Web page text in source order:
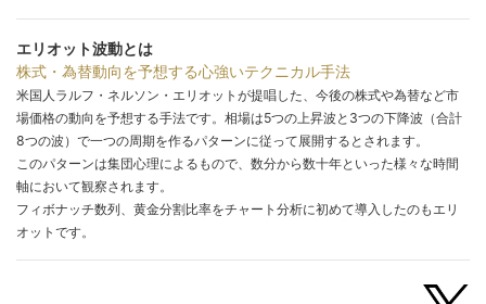
エリオット波動とは
株式・為替動向を予想する心強いテクニカル手法
米国人ラルフ・ネルソン・エリオットが提唱した、今後の株式や為替など市
場価格の動向を予想する手法です。相場は5つの上昇波と3つの下降波（合計
8つの波）で一つの周期を作るパターンに従って展開するとされます。
このパターンは集団心理によるもので、数分から数十年といった様々な時間
軸において観察されます。
フィボナッチ数列、黄金分割比率をチャート分析に初めて導入したのもエリ
オットです。